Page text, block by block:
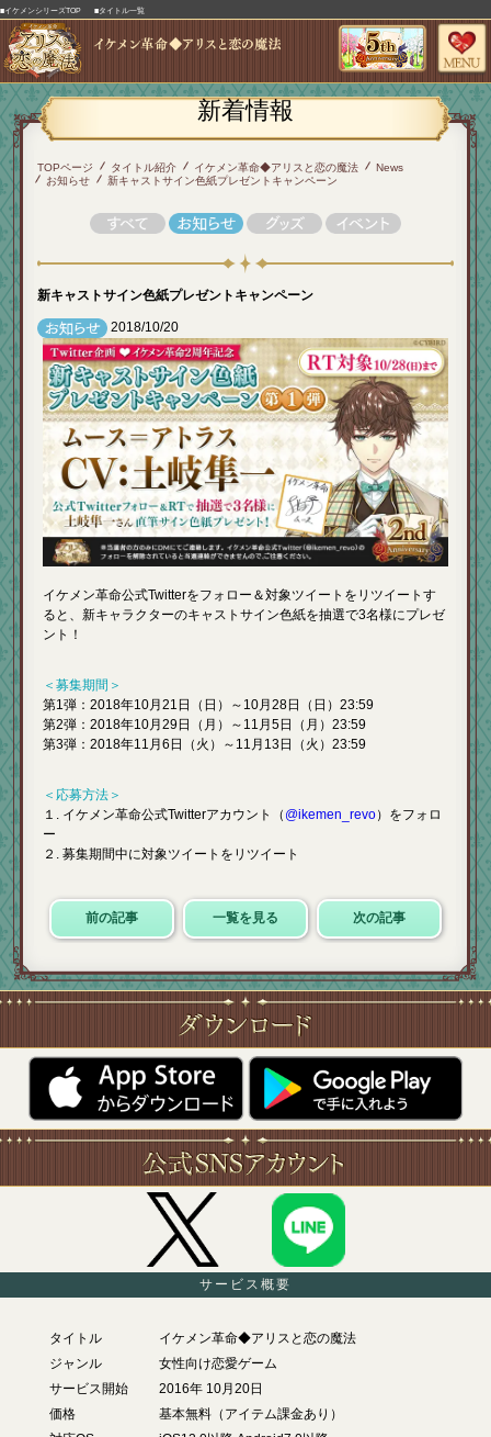
■イケメンシリーズTOP ■タイトル一覧
新着情報
TOPページ タイトル紹介 イケメン革命◆アリスと恋の魔法
News
お知らせ
新キャストサイン色紙プレゼントキャンペーン
新キャストサイン色紙プレゼントキャンペーン
2018/10/20
イケメン革命公式Twitterをフォロー＆対象ツイートをリツイートす
ると、新キャラクターのキャストサイン色紙を抽選で3名様にプレゼ
ント！
＜募集期間＞
第1弾：2018年10月21日（日）～10月28日（日）23:59
第2弾：2018年10月29日（月）～11月5日（月）23:59
第3弾：2018年11月6日（火）～11月13日（火）23:59
＜応募方法＞
１. イケメン革命公式Twitterアカウント（ @ikemen_revo）をフォロ
ー
２. 募集期間中に対象ツイートをリツイート
前の記事 一覧を見る 次の記事
サービス概要
タイトル
イケメン革命◆アリスと恋の魔法
ジャンル
女性向け恋愛ゲーム
サービス開始
2016年 10月20日
価格
基本無料（アイテム課金あり）